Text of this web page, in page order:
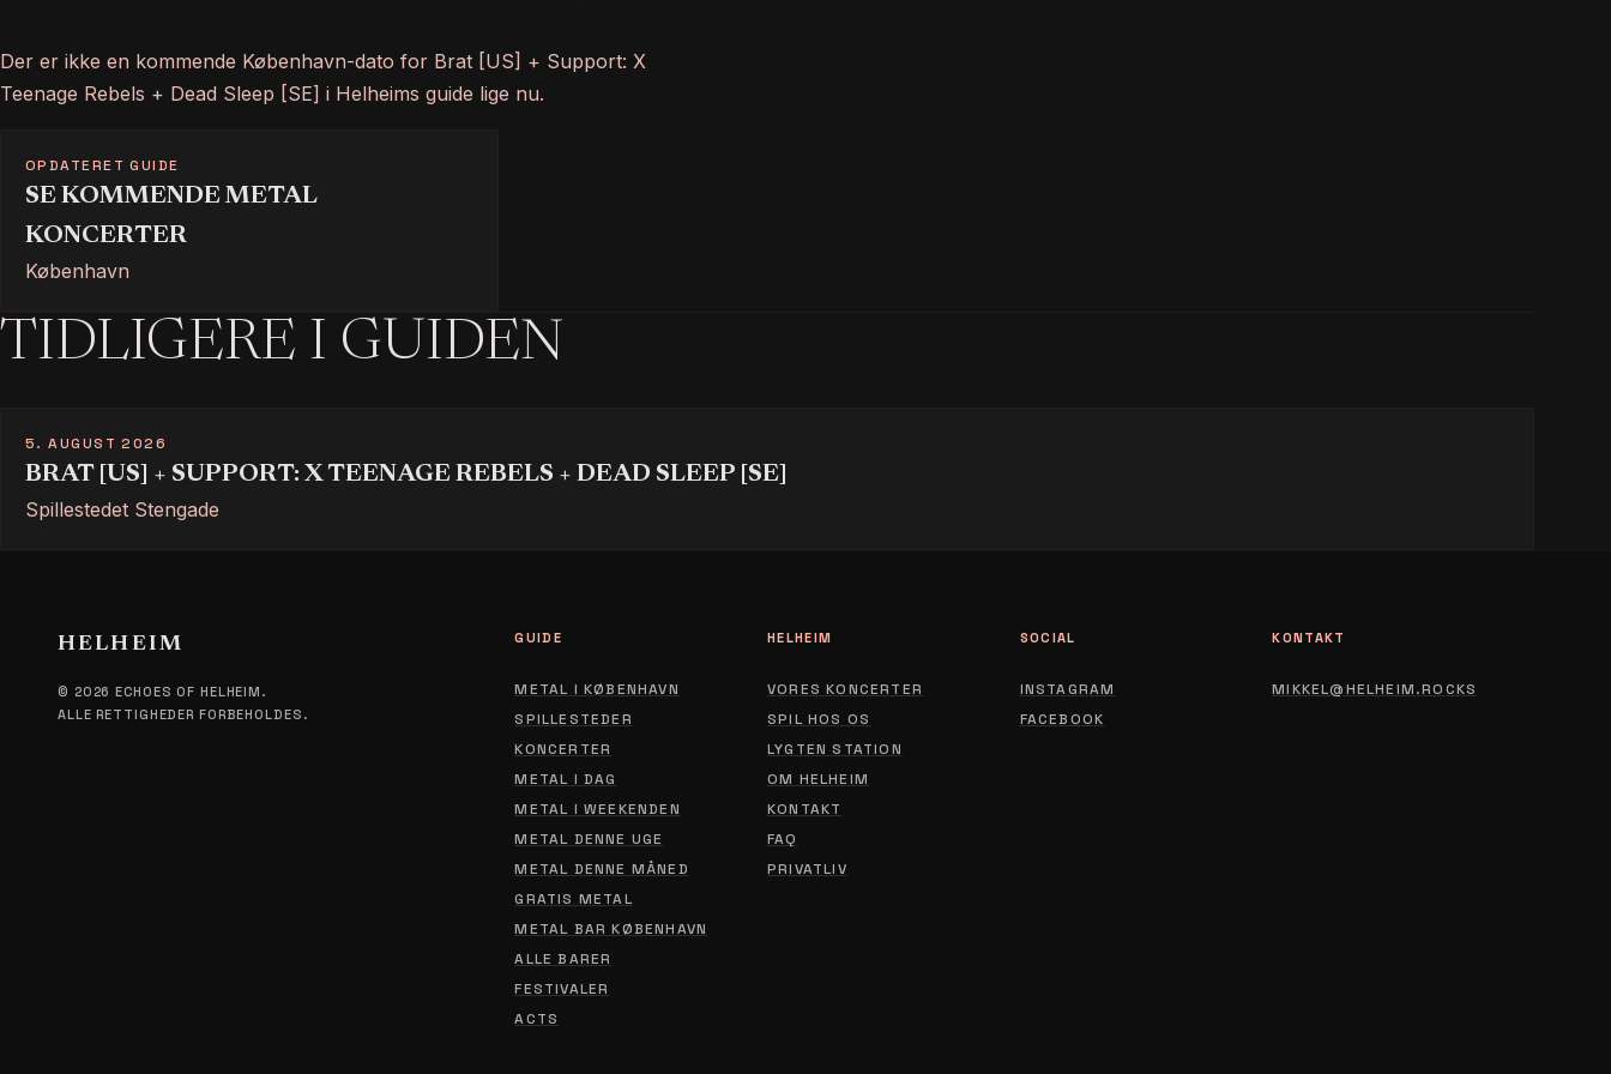
Der er ikke en kommende København-dato for Brat [US] + Support: X
Teenage Rebels + Dead Sleep [SE] i Helheims guide lige nu.
OPDATERET GUIDE
SE KOMMENDE METAL
KONCERTER
København
TIDLIGERE I GUIDEN
5. AUGUST 2026
BRAT [US] + SUPPORT: X TEENAGE REBELS + DEAD SLEEP [SE]
Spillestedet Stengade
HELHEIM
© 2026 ECHOES OF HELHEIM.
ALLE RETTIGHEDER FORBEHOLDES.
GUIDE
METAL I KØBENHAVN
SPILLESTEDER
KONCERTER
METAL I DAG
METAL I WEEKENDEN
METAL DENNE UGE
METAL DENNE MÅNED
GRATIS METAL
METAL BAR KØBENHAVN
ALLE BARER
FESTIVALER
ACTS
HELHEIM
VORES KONCERTER
SPIL HOS OS
LYGTEN STATION
OM HELHEIM
KONTAKT
FAQ
PRIVATLIVPRIVACY POLICY
SOCIAL
INSTAGRAM
FACEBOOK
KONTAKT
MIKKEL@HELHEIM.ROCKS